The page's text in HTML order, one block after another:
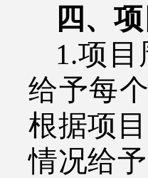
四、
1.项目
给予每
根据项
情况给